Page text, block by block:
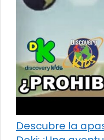
Descubre la